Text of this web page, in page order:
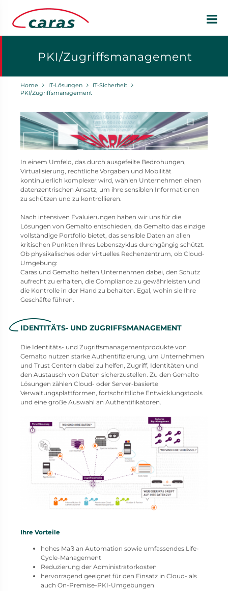
PKI/Zugriffsmanagement
Home IT-Lösungen
IT-Sicherheit
PKI/Zugriffsmanagement
In einem Umfeld, das durch ausgefeilte Bedrohungen,
Virtualisierung, rechtliche Vorgaben und Mobilität
kontinuierlich komplexer wird, wählen Unternehmen einen
datenzentrischen Ansatz, um ihre sensiblen Informationen
zu schützen und zu kontrollieren.
Nach intensiven Evaluierungen haben wir uns für die
Lösungen von Gemalto entschieden, da Gemalto das einzige
vollständige Portfolio bietet, das sensible Daten an allen
kritischen Punkten Ihres Lebenszyklus durchgängig schützt.
Ob physikalisches oder virtuelles Rechenzentrum, ob Cloud-
Umgebung:
Caras und Gemalto helfen Unternehmen dabei, den Schutz
aufrecht zu erhalten, die Compliance zu gewährleisten und
die Kontrolle in der Hand zu behalten. Egal, wohin sie Ihre
Geschäfte führen.
IDENTITÄTS- UND ZUGRIFFSMANAGEMENT
Die Identitäts- und Zugriffsmanagementprodukte von
Gemalto nutzen starke Authentifizierung, um Unternehmen
und Trust Centern dabei zu helfen, Zugriff, Identitäten und
den Austausch von Daten sicherzustellen. Zu den Gemalto
Lösungen zählen Cloud- oder Server-basierte
Verwaltungsplattformen, fortschrittliche Entwicklungstools
und eine große Auswahl an Authentifikatoren.
Ihre Vorteile
hohes Maß an Automation sowie umfassendes Life-
Cycle-Management
Reduzierung der Administratorkosten
hervorragend geeignet für den Einsatz in Cloud- als
auch On-Premise-PKI-Umgebungen